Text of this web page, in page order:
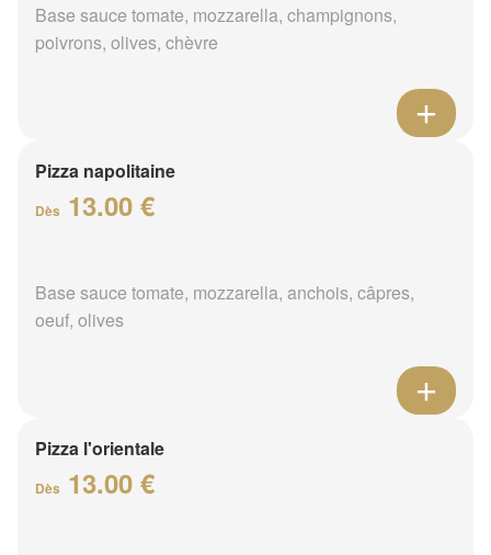
Base sauce tomate, mozzarella, champignons,
poivrons, olives, chèvre
Pizza napolitaine
Dès 13.00 €
Base sauce tomate, mozzarella, anchois, câpres,
oeuf, olives
Pizza l'orientale
Dès 13.00 €